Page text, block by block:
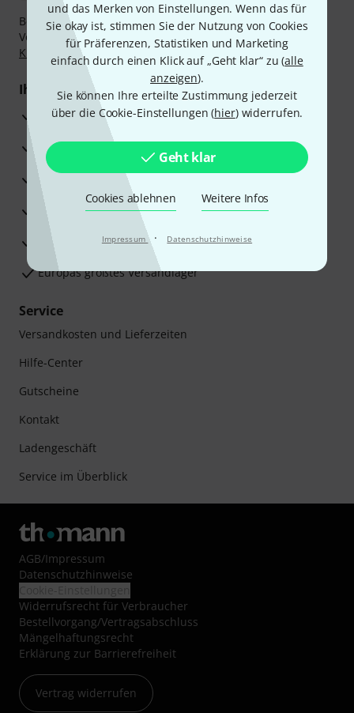
und das Merken von Einstellungen. Wenn das für
Sie okay ist, stimmen Sie der Nutzung von Cookies
für Präferenzen, Statistiken und Marketing
einfach durch einen Klick auf „Geht klar“ zu (alle
anzeigen).
Sie können Ihre erteilte Zustimmung jederzeit
über die Cookie-Einstellungen (hier) widerrufen.
Geht klar
Cookies ablehnen Weitere Infos
Impressum · Datenschutzhinweise
Bezahlen Sie vertraulich und sicher per Nachnahme,
Vorkasse, PayPal, Amazon Pay, Klarna Sofort bezahlen
Klarna Ratenzahlungoder Kreditkarte.
Ihre Vorteile
3 Jahre Thomann Garantie
30 Tage Money-Back-Garantie
Reparaturservice
Beratung durch Fachexperten
Zufriedenheitsgarantie
Europas größtes Versandlager
Service
Versandkosten und Lieferzeiten
Hilfe-Center
Gutscheine
Kontakt
Ladengeschäft
Service im Überblick
AGB/Impressum
Datenschutzhinweise
Widerrufsrecht für Verbraucher
Bestellvorgang/Vertragsabschluss
Mängelhaftungsrecht
Erklärung zur Barrierefreiheit
Vertrag widerrufen